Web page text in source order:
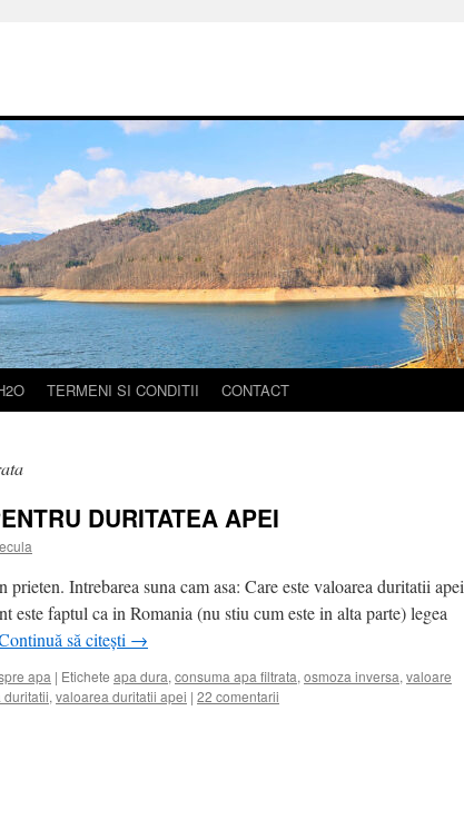
TERMENI SI CONDITII CONTACT
DURITATEA APEI
Intrebarea suna cam asa: Care este valoarea duritatii apei
este faptul ca in Romania (nu stiu cum este in alta parte) legea
să citești →
apa | Etichete apa dura, consuma apa filtrata, osmoza inversa, valoare
duritatii, valoarea duritatii apei | 22 comentarii